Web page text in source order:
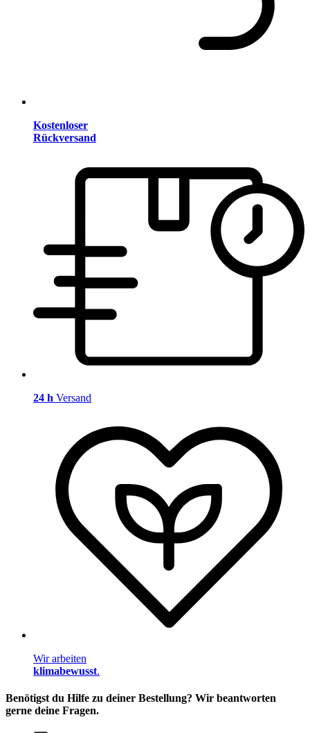
Kostenloser
Rückversand
24 h Versand
Wir arbeiten
klimabewusst.
Benötigst du Hilfe zu deiner Bestellung? Wir beantworten
gerne deine Fragen.